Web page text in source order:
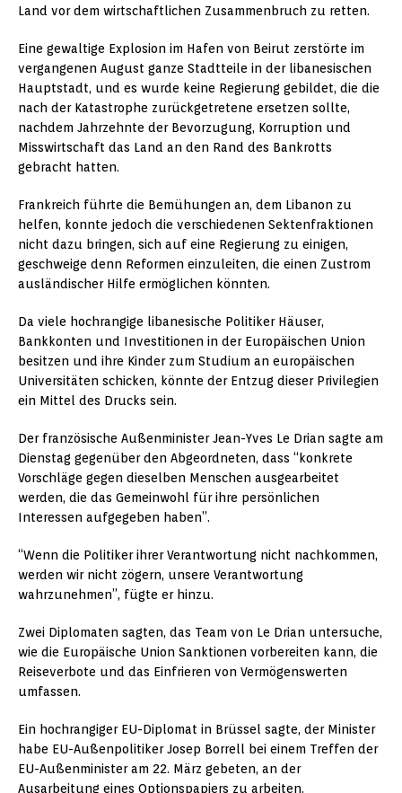
Land vor dem wirtschaftlichen Zusammenbruch zu retten.
Eine gewaltige Explosion im Hafen von Beirut zerstörte im
vergangenen August ganze Stadtteile in der libanesischen
Hauptstadt, und es wurde keine Regierung gebildet, die die
nach der Katastrophe zurückgetretene ersetzen sollte,
nachdem Jahrzehnte der Bevorzugung, Korruption und
Misswirtschaft das Land an den Rand des Bankrotts
gebracht hatten.
Frankreich führte die Bemühungen an, dem Libanon zu
helfen, konnte jedoch die verschiedenen Sektenfraktionen
nicht dazu bringen, sich auf eine Regierung zu einigen,
geschweige denn Reformen einzuleiten, die einen Zustrom
ausländischer Hilfe ermöglichen könnten.
Da viele hochrangige libanesische Politiker Häuser,
Bankkonten und Investitionen in der Europäischen Union
besitzen und ihre Kinder zum Studium an europäischen
Universitäten schicken, könnte der Entzug dieser Privilegien
ein Mittel des Drucks sein.
Der französische Außenminister Jean-Yves Le Drian sagte am
Dienstag gegenüber den Abgeordneten, dass “konkrete
Vorschläge gegen dieselben Menschen ausgearbeitet
werden, die das Gemeinwohl für ihre persönlichen
Interessen aufgegeben haben”.
“Wenn die Politiker ihrer Verantwortung nicht nachkommen,
werden wir nicht zögern, unsere Verantwortung
wahrzunehmen”, fügte er hinzu.
Zwei Diplomaten sagten, das Team von Le Drian untersuche,
wie die Europäische Union Sanktionen vorbereiten kann, die
Reiseverbote und das Einfrieren von Vermögenswerten
umfassen.
Ein hochrangiger EU-Diplomat in Brüssel sagte, der Minister
habe EU-Außenpolitiker Josep Borrell bei einem Treffen der
EU-Außenminister am 22. März gebeten, an der
Ausarbeitung eines Optionspapiers zu arbeiten.